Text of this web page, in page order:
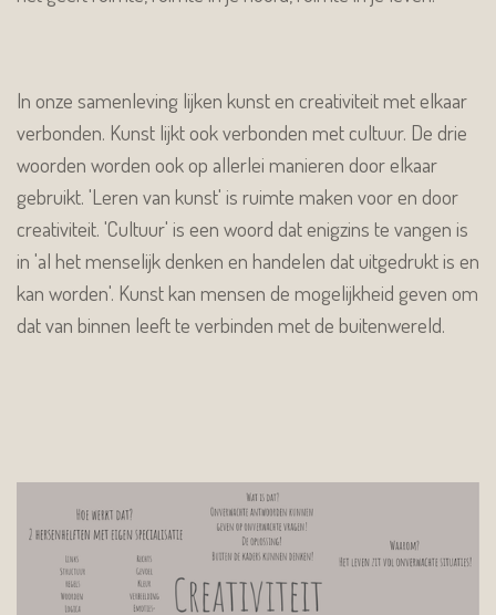
In onze samenleving lijken kunst en creativiteit met elkaar
verbonden. Kunst lijkt ook verbonden met cultuur. De drie
woorden worden ook op allerlei manieren door elkaar
gebruikt. 'Leren van kunst' is ruimte maken voor en door
creativiteit. 'Cultuur' is een woord dat enigzins te vangen is
in 'al het menselijk denken en handelen dat uitgedrukt is en
kan worden'. Kunst kan mensen de mogelijkheid geven om
dat van binnen leeft te verbinden met de buitenwereld.